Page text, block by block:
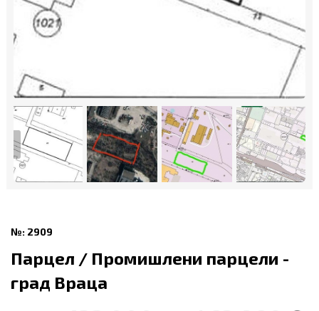
№: 2909
Парцел / Промишлени парцели -
град Враца